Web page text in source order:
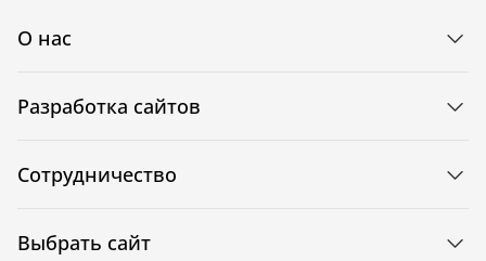
О нас
Разработка сайтов
Сотрудничество
Выбрать сайт